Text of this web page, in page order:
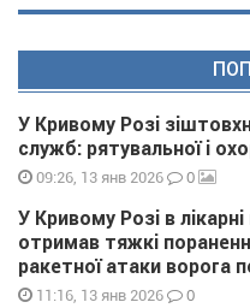
У Кривому Розі
служб: рятувальної і
09:26, 13 янв 2026 0
У Кривому Розі в
отримав тяжкі
ракетної атаки ворога
11:16, 13 янв 2026 0